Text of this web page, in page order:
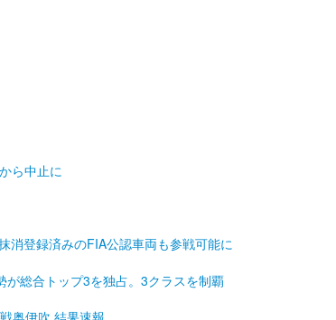
ら中止に
消登録済みのFIA公認車両も参戦可能に
が総合トップ3を独占。3クラスを制覇
奥伊吹 結果速報